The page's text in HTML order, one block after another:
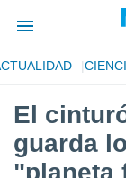
de
ha
por
El
guarda
"planeta